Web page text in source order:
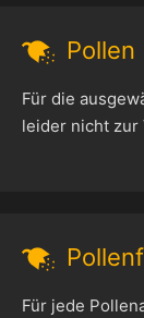
Pollen
Für die
leider nicht zur
Für jede